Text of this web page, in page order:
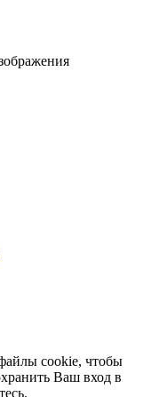
cookie, чтобы
Ваш вход в